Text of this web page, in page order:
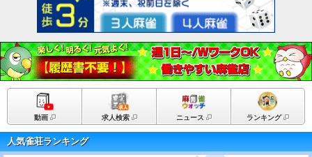
動画 求人検索 ニュース ランキング
人気雀荘ランキング